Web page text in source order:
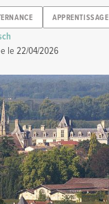
APPRENTISSAGE
le22/04/2026